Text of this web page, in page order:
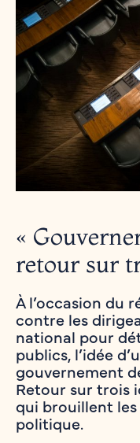
«
retour sur
À l’occasion du
contre les
national pour
publics, l’idée
gouvernement
Retour sur trois
qui brouillent
politique.